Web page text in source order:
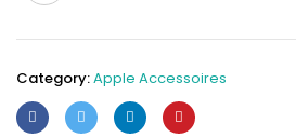
Category:Apple Accessoires